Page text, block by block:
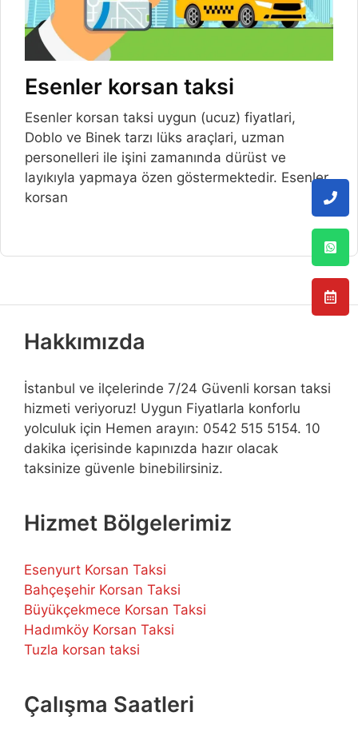
Esenler korsan taksi
Esenler korsan taksi uygun (ucuz) fiyatlari,
Doblo ve Binek tarzı lüks araçlari, uzman
personelleri ile işini zamanında dürüst ve
layıkıyla yapmaya özen göstermektedir. Esenler
korsan
Hakkımızda
İstanbul ve ilçelerinde 7/24 Güvenli korsan taksi
hizmeti veriyoruz! Uygun Fiyatlarla konforlu
yolculuk için Hemen arayın: 0542 515 5154. 10
dakika içerisinde kapınızda hazır olacak
taksinize güvenle binebilirsiniz.
Hizmet Bölgelerimiz
Esenyurt Korsan Taksi
Bahçeşehir Korsan Taksi
Büyükçekmece Korsan Taksi
Hadımköy Korsan Taksi
Tuzla korsan taksi
Çalışma Saatleri